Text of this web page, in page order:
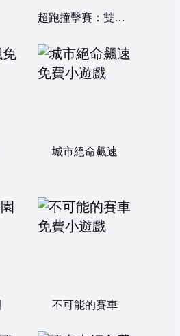
超跑撞擊賽：雙人版
城市絕命飆速
不可能的賽車